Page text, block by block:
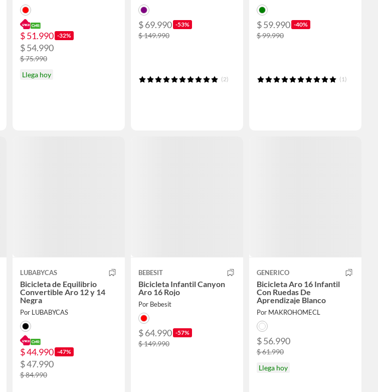
$ 51.990 -32%
$ 54.990
$ 75.990
Llega hoy
$ 69.990 -53%
$ 149.990
(2)
$ 59.990 -40%
$ 99.990
(1)
LUBABYCAS
Bicicleta de Equilibrio
Convertible Aro 12 y 14
Negra
Por LUBABYCAS
$ 44.990 -47%
$ 47.990
$ 84.990
BEBESIT
Bicicleta Infantil Canyon
Aro 16 Rojo
Por Bebesit
$ 64.990 -57%
$ 149.990
GENERICO
Bicicleta Aro 16 Infantil
Con Ruedas De
Aprendizaje Blanco
Por MAKROHOMECL
$ 56.990
$ 61.990
Llega hoy